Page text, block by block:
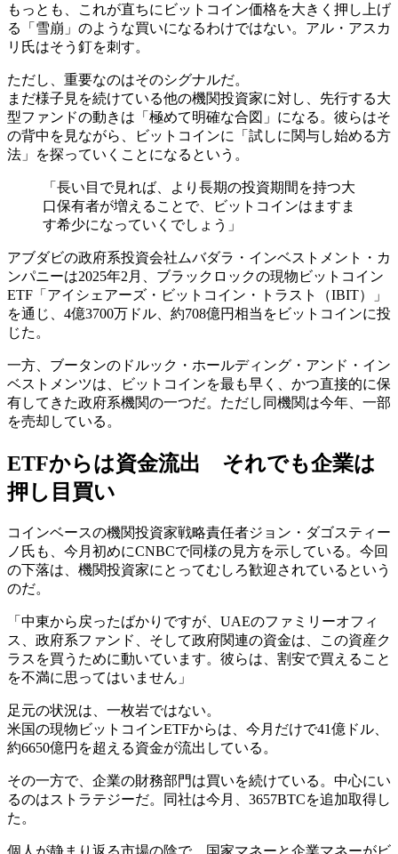
もっとも、これが直ちにビットコイン価格を大きく押し上げ
る「雪崩」のような買いになるわけではない。アル・アスカ
リ氏はそう釘を刺す。
ただし、重要なのはそのシグナルだ。
まだ様子見を続けている他の機関投資家に対し、先行する大
型ファンドの動きは「極めて明確な合図」になる。彼らはそ
の背中を見ながら、ビットコインに「試しに関与し始める方
法」を探っていくことになるという。
「長い目で見れば、より長期の投資期間を持つ大
口保有者が増えることで、ビットコインはますま
す希少になっていくでしょう」
アブダビの政府系投資会社ムバダラ・インベストメント・カ
ンパニーは2025年2月、ブラックロックの現物ビットコイン
ETF「アイシェアーズ・ビットコイン・トラスト（IBIT）」
を通じ、4億3700万ドル、約708億円相当をビットコインに投
じた。
一方、ブータンのドルック・ホールディング・アンド・イン
ベストメンツは、ビットコインを最も早く、かつ直接的に保
有してきた政府系機関の一つだ。ただし同機関は今年、一部
を売却している。
ETFからは資金流出 それでも企業は
押し目買い
コインベースの機関投資家戦略責任者ジョン・ダゴスティー
ノ氏も、今月初めにCNBCで同様の見方を示している。今回
の下落は、機関投資家にとってむしろ歓迎されているという
のだ。
「中東から戻ったばかりですが、UAEのファミリーオフィ
ス、政府系ファンド、そして政府関連の資金は、この資産ク
ラスを買うために動いています。彼らは、割安で買えること
を不満に思ってはいません」
足元の状況は、一枚岩ではない。
米国の現物ビットコインETFからは、今月だけで41億ドル、
約6650億円を超える資金が流出している。
その一方で、企業の財務部門は買いを続けている。中心にい
るのはストラテジーだ。同社は今月、3657BTCを追加取得し
た。
個人が静まり返る市場の陰で、国家マネーと企業マネーがビ